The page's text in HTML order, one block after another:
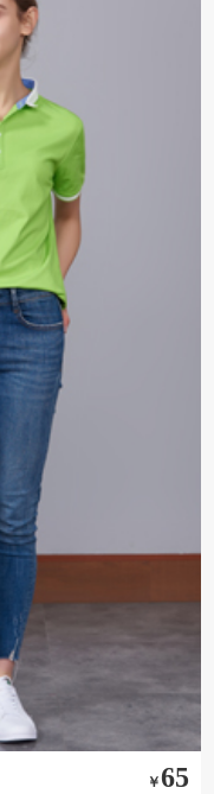
￥65